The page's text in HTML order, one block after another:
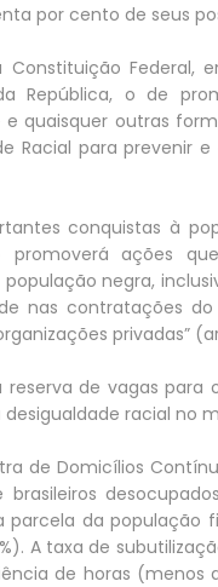
por cento de seus
Federal,
República, o de
quaisquer outras
Racial para prevenir
conquistas à
ações
negra,
nas contratações
privadas”
de vagas para
racial no
de Domicílios
da população
A taxa de
de horas (menos